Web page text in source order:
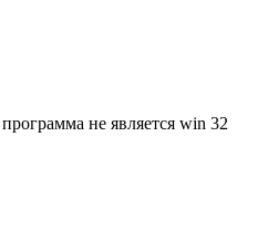
не является win 32